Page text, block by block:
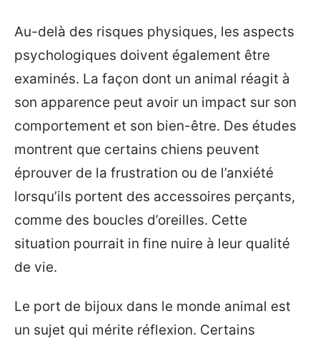
Au-delà des risques physiques, les aspects
psychologiques doivent également être
examinés. La façon dont un animal réagit à
son apparence peut avoir un impact sur son
comportement et son bien-être. Des études
montrent que certains chiens peuvent
éprouver de la frustration ou de l’anxiété
lorsqu’ils portent des accessoires perçants,
comme des boucles d’oreilles. Cette
situation pourrait in fine nuire à leur qualité
de vie.
Le port de bijoux dans le monde animal est
un sujet qui mérite réflexion. Certains